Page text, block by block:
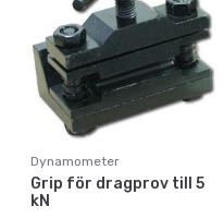
Dynamometer
Grip för dragprov till 5
kN